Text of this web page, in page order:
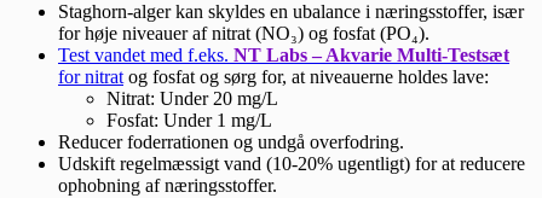
Staghorn-alger kan skyldes en ubalance i næringsstoffer, især
for høje niveauer af nitrat (NO₃) og fosfat (PO₄).
Test vandet med f.eks. NT Labs – Akvarie Multi-Testsæt
for nitrat og fosfat og sørg for, at niveauerne holdes lave:
Nitrat: Under 20 mg/L
Fosfat: Under 1 mg/L
Reducer foderrationen og undgå overfodring.
Udskift regelmæssigt vand (10-20% ugentligt) for at reducere
ophobning af næringsstoffer.